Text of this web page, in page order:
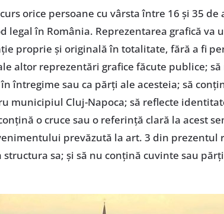
orice persoane cu vârsta între 16 şi 35
legal în România. Reprezentarea grafică va
proprie şi originală în totalitate, fără a fi
altor reprezentări grafice făcute publice;
întregime sau ca părţi ale acesteia; să
municipiul Cluj-Napoca; să reflecte
o cruce sau o referinţă clară la acest
prevăzută la art. 3 din prezentul
sa; şi să nu conţină cuvinte sau